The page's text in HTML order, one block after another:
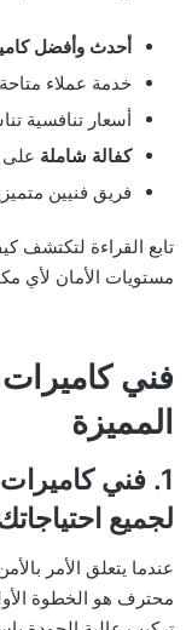
أحدث وأفضل
خدمة عملاء متاحة
أسعار تنافسية
كفالة شاملة على
فريق فنيين
تابع القراءة لتكتشف
مستويات الأمان لأي
فني كاميرات
المميزة
1. فني
لجميع
عندما يتعلق الأمر
محترف هو الخطوة